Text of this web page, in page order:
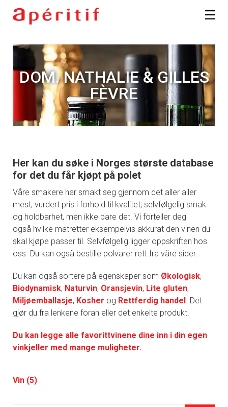
DOM. NATHALIE & GILLES
FÈVRE
Her kan du søke i Norges største database
for det du får kjøpt på polet
Våre smakere har smakt seg gjennom det aller aller
mest, vurdert pris i forhold til kvalitet, selvfølgelig smak
og holdbarhet, men ikke bare det. Vi forteller deg
også hvilke matretter eksempelvis akkurat den vinen du
skal kjøpe passer til. Selvfølgelig ligger oppskriften hos
oss. Du kan også bestille polvarer rett fra våre sider.
Du kan også sortere på egenskaper som Økologisk,
Biodynamisk, Naturvin, Oransjevin, Lite gluten,
Miljøemballasje, Kosher og Rettferdig handel. Det
gjør du fra lenkene foran eller det enkelte produkt.
Du kan legge alle favorittvinene dine inn i din egen
vinkjeller med mange muligheter.
Vin (5)